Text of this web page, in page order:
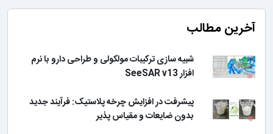
آخرین مطالب
شبیه سازی ترکیبات مولکولی و طراحی دارو با نرم
افزار SeeSAR v13
پیشرفت در افزایش چرخه پلاستیک: فرآیند جدید
بدون ضایعات و مقیاس پذیر